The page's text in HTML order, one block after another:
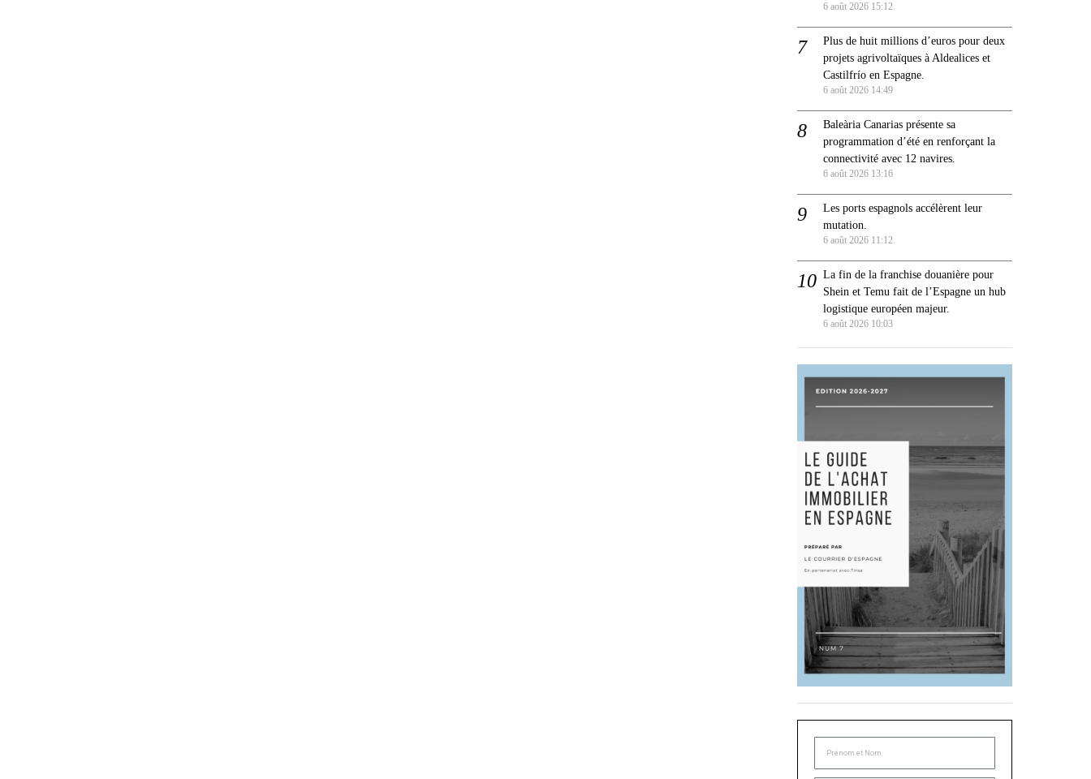
6 août 2026 15:12
Plus de huit millions d’euros pour deux
projets agrivoltaïques à Aldealices et
Castilfrío en Espagne.
6 août 2026 14:49
Baleària Canarias présente sa
programmation d’été en renforçant la
connectivité avec 12 navires.
6 août 2026 13:16
Les ports espagnols accélèrent leur
mutation.
6 août 2026 11:12
La fin de la franchise douanière pour
Shein et Temu fait de l’Espagne un hub
logistique européen majeur.
6 août 2026 10:03